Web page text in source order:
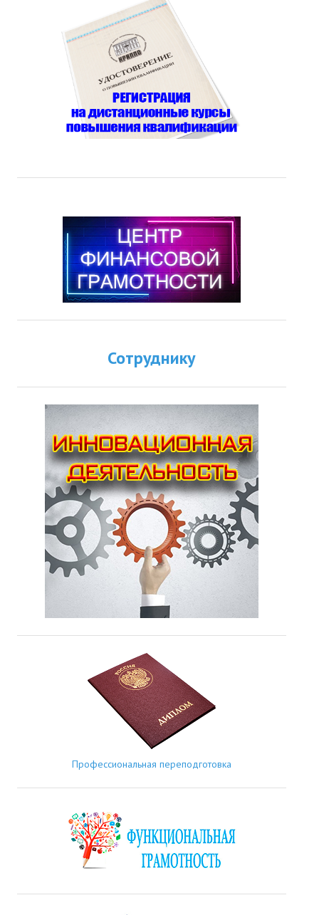
Сотруднику
Профессиональная переподготовка